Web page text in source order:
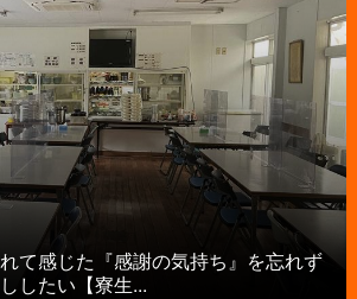
れて感じた『感謝の気持ち』を忘れず
したい【寮生...